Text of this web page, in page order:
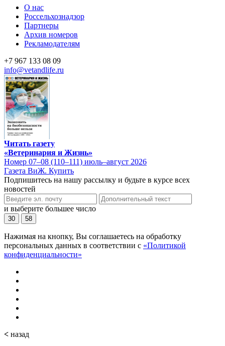
О нас
Россельхознадзор
Партнеры
Архив номеров
Рекламодателям
+7 967 133 08 09
info@vetandlife.ru
Читать газету
«Ветеринария и Жизнь»
Номер 07–08 (110–111) июль–август 2026
Газета ВиЖ. Купить
Подпишитесь на нашу рассылку и будьте в курсе всех
новостей
и выберите большее число
30 58
Нажимая на кнопку, Вы соглашаетесь на обработку
персональных данных в соответствии с «Политикой
конфиденциальности»
< назад